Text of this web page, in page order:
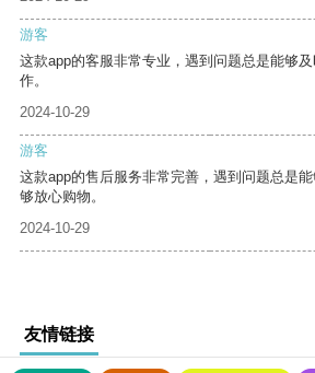
游客
这款app的客服非常专业，遇到问题总是能够
作。
2024-10-29
游客
这款app的售后服务非常完善，遇到问题总是
够放心购物。
2024-10-29
友情链接